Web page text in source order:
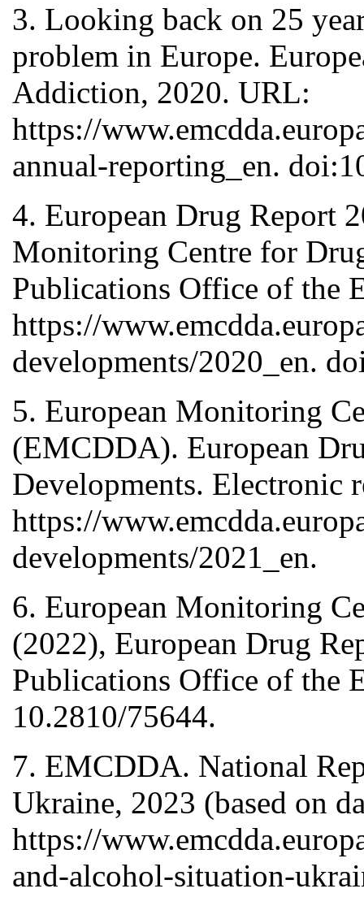
3. Looking back on 25
problem in Europe.
Addiction, 2020. URL:
https://
annual-reporting_en.
4. European Drug Report
Monitoring Centre for
Publications Office of the
https://
developments/2020_en.
5. European Monitoring
(EMCDDA). European
Developments. Electronic
https://
developments/2021_en.
6. European Monitoring
(2022), European Drug
Publications Office of the
10.2810/75644.
7. EMCDDA. National
Ukraine, 2023 (based on
https://
and-alcohol-situation-